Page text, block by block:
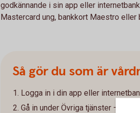
godkännande i sin app eller
Mastercard ung, bankkort Maestro eller
Så gör du som är
Logga in i din app eller
Gå in under Övriga tjänster –